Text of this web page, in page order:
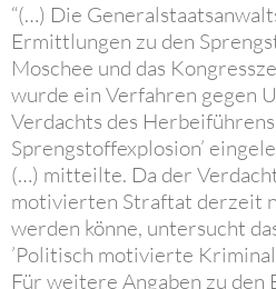
“(…) Die
Ermittlungen zu den
Moschee und das
wurde ein Verfahren gegen
Verdachts des
Sprengstoffexplosion’
(…) mitteilte. Da der
motivierten Straftat derzeit
werden könne, untersucht
’Politisch motivierte
Für weitere Angaben zu den